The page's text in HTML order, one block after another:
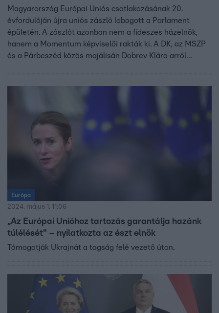
Magyarország Európai Uniós csatlakozásának 20.
évfordulóján újra uniós zászló lobogott a Parlament
épületén. A zászlót azonban nem a fideszes házelnök,
hanem a Momentum képviselői rakták ki. A DK, az MSZP
és a Párbeszéd közös majálisán Dobrev Klára arról
Európa
2024. május 1. 11:06
„Az Európai Unióhoz tartozás garantálja hazánk
túlélését" – nyilatkozta az észt elnök
Támogatják Ukrajnát a tagság felé vezető úton.